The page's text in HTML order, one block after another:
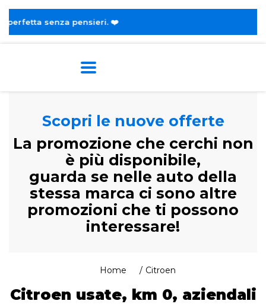
❤️
Scopri le nuove offerte
La promozione che cerchi non
è più disponibile,
guarda se nelle auto della
stessa marca ci sono altre
promozioni che ti possono
interessare!
Home Citroen
Citroen usate, km 0, aziendali